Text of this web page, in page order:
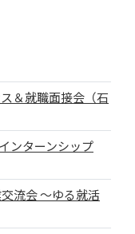
＆就職面接会（石
ンターンシップ
流会 ～ゆる就活